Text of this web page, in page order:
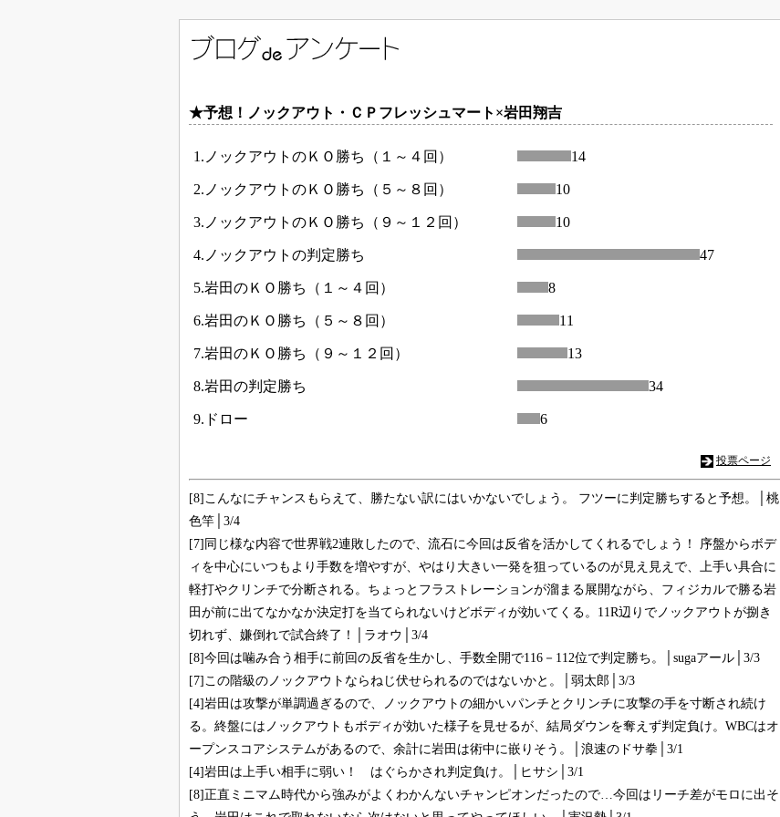
★予想！ノックアウト・ＣＰフレッシュマート×岩田翔吉
1.ノックアウトのＫＯ勝ち（１～４回） 14
2.ノックアウトのＫＯ勝ち（５～８回） 10
3.ノックアウトのＫＯ勝ち（９～１２回） 10
4.ノックアウトの判定勝ち 47
5.岩田のＫＯ勝ち（１～４回） 8
6.岩田のＫＯ勝ち（５～８回） 11
7.岩田のＫＯ勝ち（９～１２回） 13
8.岩田の判定勝ち 34
9.ドロー 6
投票ページ
[8]こんなにチャンスもらえて、勝たない訳にはいかないでしょう。 フツーに判定勝ちすると予想。│桃
色竿│3/4
[7]同じ様な内容で世界戦2連敗したので、流石に今回は反省を活かしてくれるでしょう！ 序盤からボデ
ィを中心にいつもより手数を増やすが、やはり大きい一発を狙っているのが見え見えで、上手い具合に
軽打やクリンチで分断される。ちょっとフラストレーションが溜まる展開ながら、フィジカルで勝る岩
田が前に出てなかなか決定打を当てられないけどボディが効いてくる。11R辺りでノックアウトが捌き
切れず、嫌倒れで試合終了！│ラオウ│3/4
[8]今回は噛み合う相手に前回の反省を生かし、手数全開で116－112位で判定勝ち。│sugaアール│3/3
[7]この階級のノックアウトならねじ伏せられるのではないかと。│弱太郎│3/3
[4]岩田は攻撃が単調過ぎるので、ノックアウトの細かいパンチとクリンチに攻撃の手を寸断され続け
る。終盤にはノックアウトもボディが効いた様子を見せるが、結局ダウンを奪えず判定負け。WBCはオ
ープンスコアシステムがあるので、余計に岩田は術中に嵌りそう。│浪速のドサ拳│3/1
[4]岩田は上手い相手に弱い！ はぐらかされ判定負け。│ヒサシ│3/1
[8]正直ミニマム時代から強みがよくわかんないチャンピオンだったので…今回はリーチ差がモロに出そ